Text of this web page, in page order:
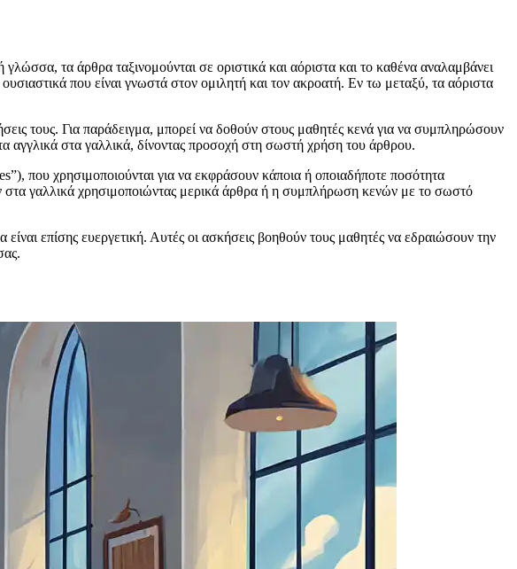
τα άρθρα ταξινομούνται σε οριστικά και αόριστα και το καθένα αναλαμβάνει
που είναι γνωστά στον ομιλητή και τον ακροατή. Εν τω μεταξύ, τα αόριστα
τους. Για παράδειγμα, μπορεί να δοθούν στους μαθητές κενά για να συμπληρώσουν
αγγλικά στα γαλλικά, δίνοντας προσοχή στη σωστή χρήση του άρθρου.
που χρησιμοποιούνται για να εκφράσουν κάποια ή οποιαδήποτε ποσότητα
στα γαλλικά χρησιμοποιώντας μερικά άρθρα ή η συμπλήρωση κενών με το σωστό
επίσης ευεργετική. Αυτές οι ασκήσεις βοηθούν τους μαθητές να εδραιώσουν την